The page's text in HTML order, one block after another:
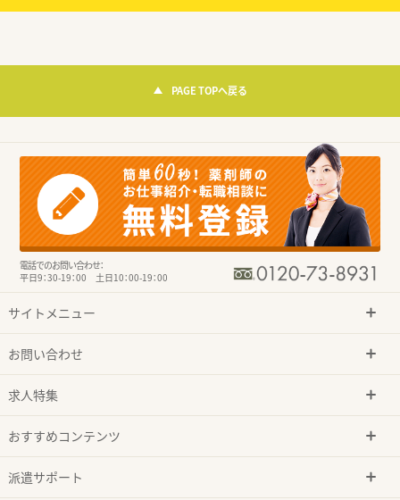
PAGE TOPへ戻る
電話でのお問い合わせ：
平日9：30-19：00 土日10：00-19：00
サイトメニュー
お問い合わせ
求人特集
おすすめコンテンツ
派遣サポート